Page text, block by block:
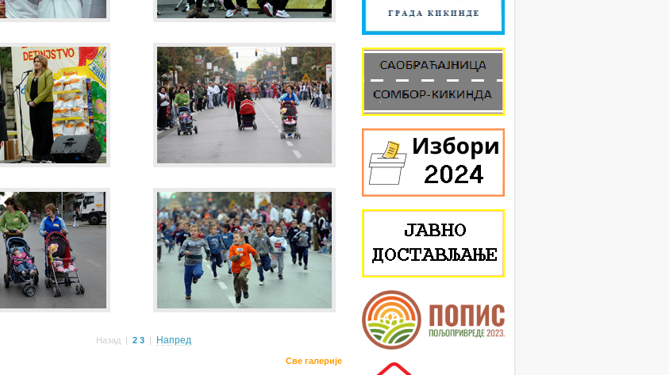
Назад | 2 3 | Напред
Све галерије